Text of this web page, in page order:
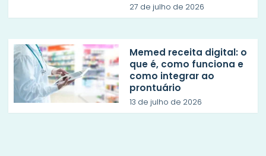
27 de julho de 2026
Memed receita digital: o
que é, como funciona e
como integrar ao
prontuário
13 de julho de 2026